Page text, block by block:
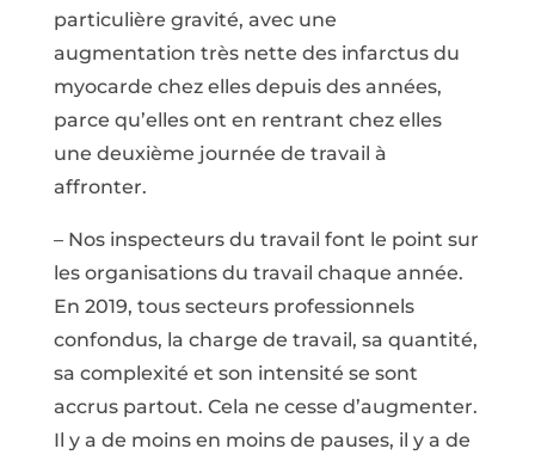
particulière gravité, avec une
augmentation très nette des infarctus du
myocarde chez elles depuis des années,
parce qu’elles ont en rentrant chez elles
une deuxième journée de travail à
affronter.
– Nos inspecteurs du travail font le point sur
les organisations du travail chaque année.
En 2019, tous secteurs professionnels
confondus, la charge de travail, sa quantité,
sa complexité et son intensité se sont
accrus partout. Cela ne cesse d’augmenter.
Il y a de moins en moins de pauses, il y a de